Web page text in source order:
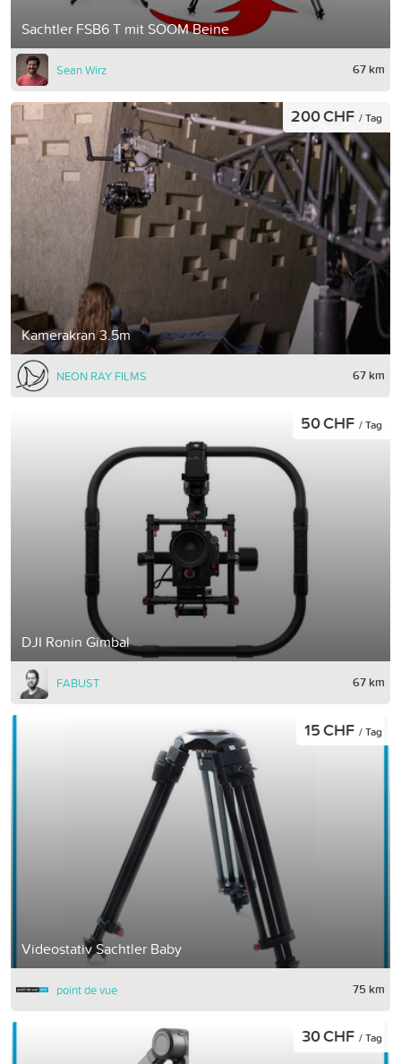
Sachtler FSB6 T mit SOOM Beine
Sean Wirz 67 km
Kamerakran 3.5m
200 CHF / Tag
NEON RAY FILMS 67 km
DJI Ronin Gimbal
50 CHF / Tag
FABUST 67 km
Videostativ Sachtler Baby
15 CHF / Tag
point de vue 75 km
30 CHF / Tag